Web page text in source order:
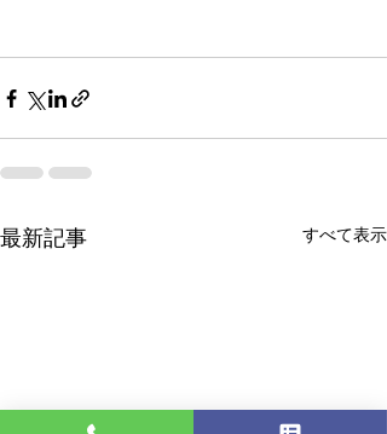
最新記事 すべて表示